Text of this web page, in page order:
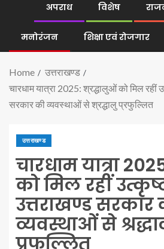
अपराध विशेष
मनोरंजन शिक्षा एवं रोजगार
Home
उत्तराखण्ड
चारधाम यात्रा 2025: श्रद्धालुओं को मिल रहीं
सरकार की व्यवस्थाओं से श्रद्धालु प्रफुल्लित
उत्तराखण्ड
चारधाम यात्रा
को मिल रहीं
उत्तराखण्ड सरकार
व्यवस्थाओं से